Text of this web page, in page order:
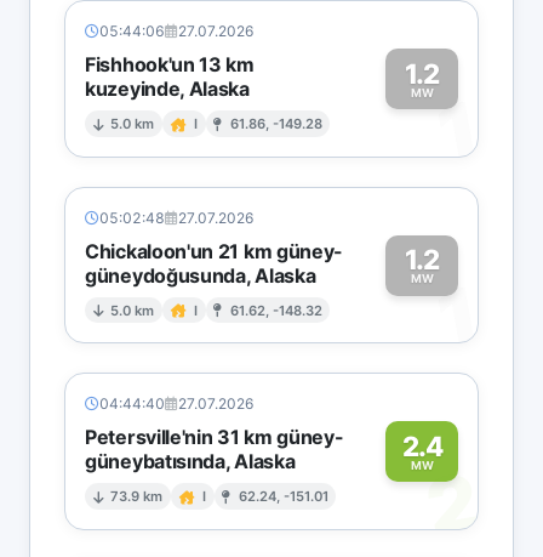
05:44:06 27.07.2026
Fishhook'un 13 km
kuzeyinde, Alaska
5.0 km I 61.86, -149.28
1.2
MW1
05:02:48 27.07.2026
Chickaloon'un 21 km güney-
güneydoğusunda, Alaska
5.0 km I 61.62, -148.32
1.2
MW1
04:44:40 27.07.2026
Petersville'nin 31 km güney-
güneybatısında, Alaska
73.9 km I 62.24, -151.01
2.4
MW2